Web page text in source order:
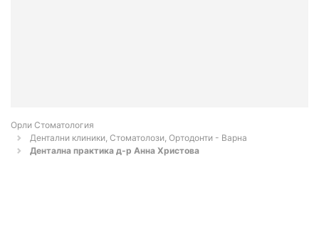
Орли Стоматология
Дентални клиники, Стоматолози, Ортодонти - Варна
Дентална практика д-р Анна Христова